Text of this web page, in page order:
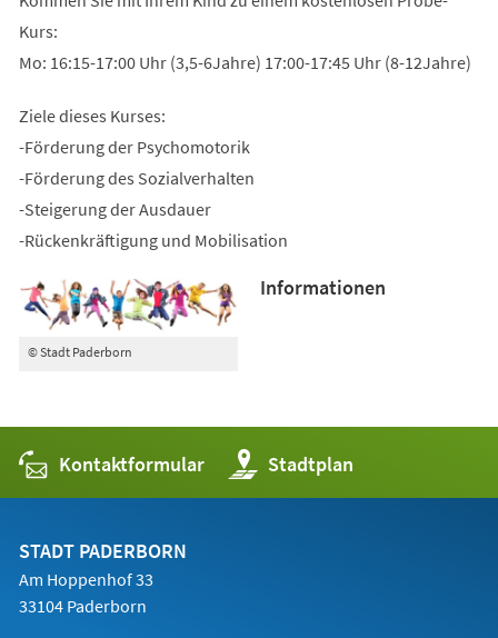
Kurs:
Mo: 16:15-17:00 Uhr (3,5-6Jahre) 17:00-17:45 Uhr (8-12Jahre)
Ziele dieses Kurses:
-Förderung der Psychomotorik
-Förderung des Sozialverhalten
-Steigerung der Ausdauer
-Rückenkräftigung und Mobilisation
© Stadt Paderborn
Informationen
Kontaktformular Stadtplan
(Öffnet
in
einem
STADT PADERBORN
Am Hoppenhof 33
33104 Paderborn